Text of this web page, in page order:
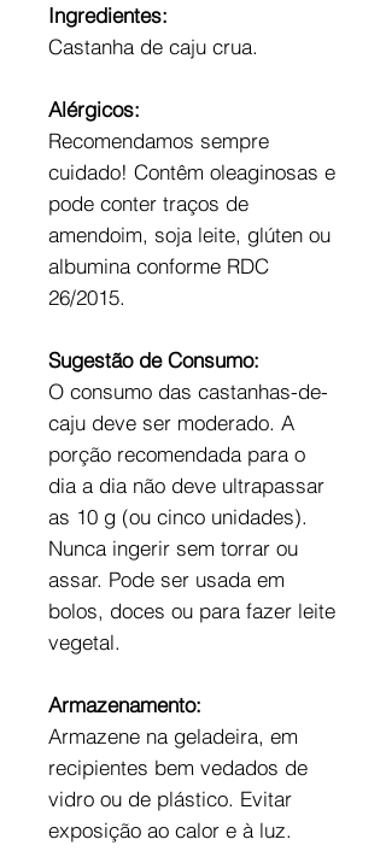
Ingredientes:
Castanha de caju crua.
Alérgicos:
Recomendamos sempre
cuidado! Contêm oleaginosas e
pode conter traços de
amendoim, soja leite, glúten ou
albumina conforme RDC
26/2015.
Sugestão de Consumo:
O consumo das castanhas-de-
caju deve ser moderado. A
porção recomendada para o
dia a dia não deve ultrapassar
as 10 g (ou cinco unidades).
Nunca ingerir sem torrar ou
assar. Pode ser usada em
bolos, doces ou para fazer leite
vegetal.
Armazenamento:
Armazene na geladeira, em
recipientes bem vedados de
vidro ou de plástico. Evitar
exposição ao calor e à luz.